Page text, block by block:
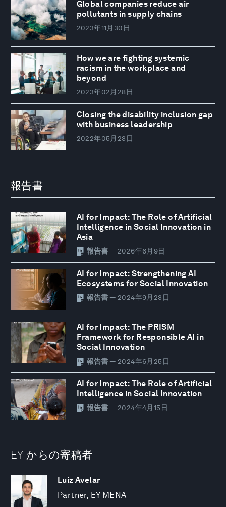
Global companies reduce air
pollutants in supply chains
2023年11月30日
How we are fighting systemic
racism in the workplace and
beyond
2023年02月28日
Closing the disability inclusion gap
with business leadership
2022年05月23日
報告書
AI for Impact: The Role of Artificial
Intelligence in Social Innovation in
Asia
報告書 — 2026年6月9日
AI for Impact: Strengthening AI
Ecosystems for Social Innovation
報告書 — 2024年9月23日
AI for Impact: The PRISM
Framework for Responsible AI in
Social Innovation
報告書 — 2024年6月25日
AI for Impact: The Role of Artificial
Intelligence in Social Innovation
報告書 — 2024年4月15日
EY からの寄稿者
Luiz Avelar
Partner, EY MENA